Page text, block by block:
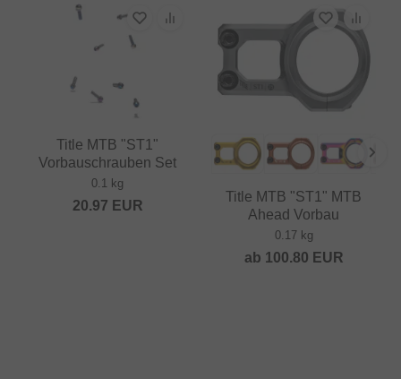
Title MTB "ST1"
Vorbauschrauben Set
0.1 kg
20.97 EUR
Title MTB "ST1" MTB
Ahead Vorbau
0.17 kg
ab 100.80 EUR